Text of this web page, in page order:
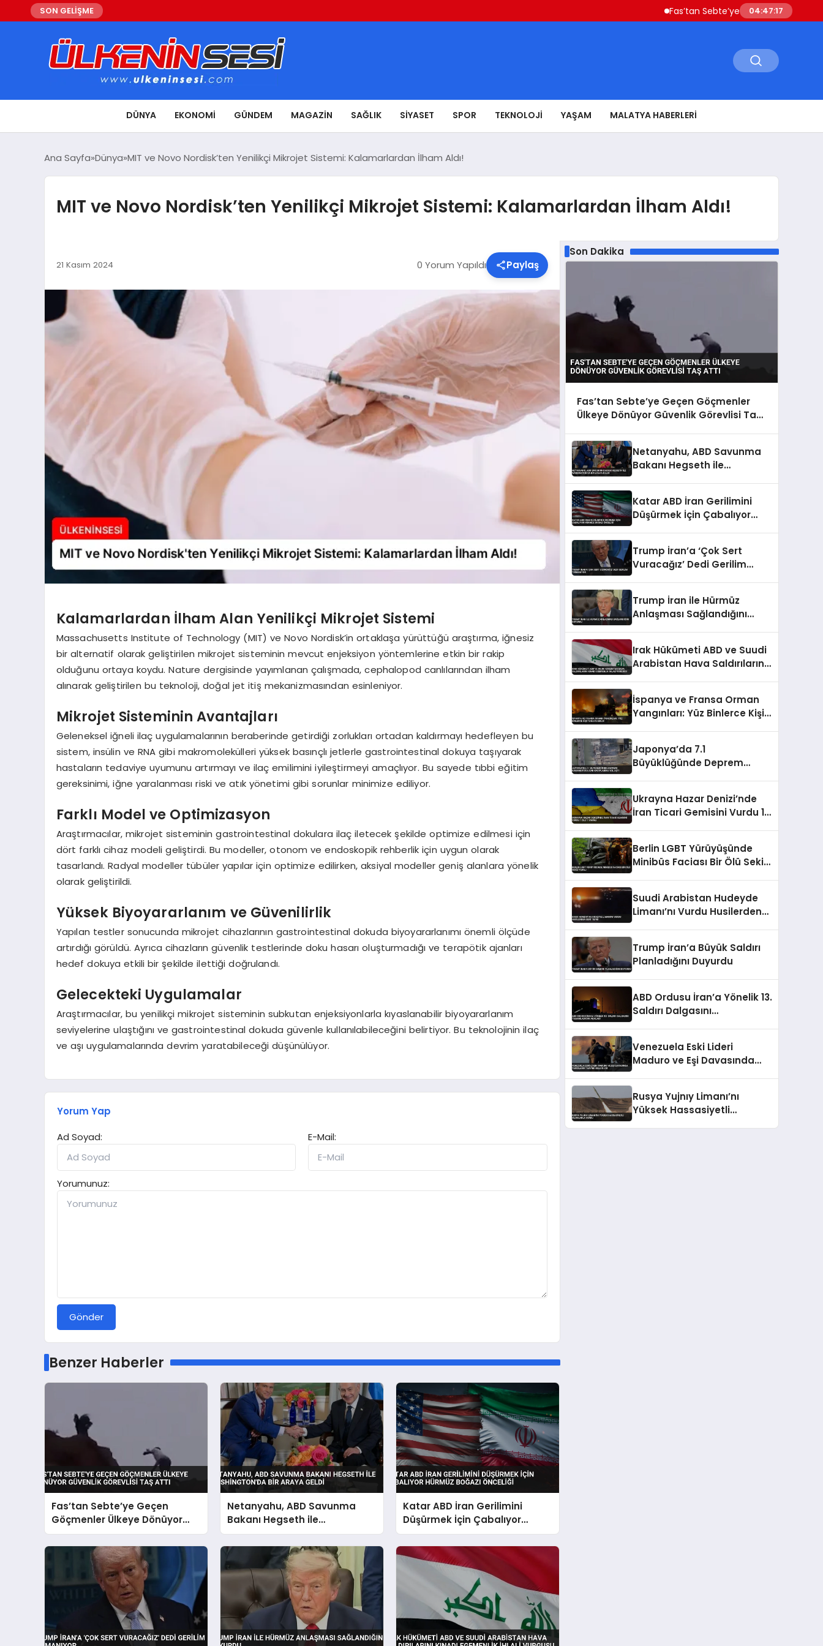
SON GELİŞME Fas’tan Sebte’ye Geçen Göçmenler
04:47:18
DÜNYA EKONOMI GÜNDEM MAGAZIN SAĞLIK SIYASET SPOR TEKNOLOJI YAŞAM MALATYA HABERLERI
Ana Sayfa Dünya MIT ve Novo Nordisk’ten Yenilikçi Mikrojet Sistemi: Kalamarlardan İlham Aldı!
MIT ve Novo Nordisk’ten Yenilikçi Mikrojet Sistemi: Kalamarlardan İlham Aldı!
21 Kasım 2024 0 Yorum Yapıldı Paylaş
Kalamarlardan İlham Alan Yenilikçi Mikrojet Sistemi
Massachusetts Institute of Technology (MIT) ve Novo Nordisk’in ortaklaşa yürüttüğü araştırma, iğnesiz
bir alternatif olarak geliştirilen mikrojet sisteminin mevcut enjeksiyon yöntemlerine etkin bir rakip
olduğunu ortaya koydu. Nature dergisinde yayımlanan çalışmada, cephalopod canlılarından ilham
alınarak geliştirilen bu teknoloji, doğal jet itiş mekanizmasından esinleniyor.
Mikrojet Sisteminin Avantajları
Geleneksel iğneli ilaç uygulamalarının beraberinde getirdiği zorlukları ortadan kaldırmayı hedefleyen bu
sistem, insülin ve RNA gibi makromolekülleri yüksek basınçlı jetlerle gastrointestinal dokuya taşıyarak
hastaların tedaviye uyumunu artırmayı ve ilaç emilimini iyileştirmeyi amaçlıyor. Bu sayede tıbbi eğitim
gereksinimi, iğne yaralanması riski ve atık yönetimi gibi sorunlar minimize ediliyor.
Farklı Model ve Optimizasyon
Araştırmacılar, mikrojet sisteminin gastrointestinal dokulara ilaç iletecek şekilde optimize edilmesi için
dört farklı cihaz modeli geliştirdi. Bu modeller, otonom ve endoskopik rehberlik için uygun olarak
tasarlandı. Radyal modeller tübüler yapılar için optimize edilirken, aksiyal modeller geniş alanlara yönelik
olarak geliştirildi.
Yüksek Biyoyararlanım ve Güvenilirlik
Yapılan testler sonucunda mikrojet cihazlarının gastrointestinal dokuda biyoyararlanımı önemli ölçüde
artırdığı görüldü. Ayrıca cihazların güvenlik testlerinde doku hasarı oluşturmadığı ve terapötik ajanları
hedef dokuya etkili bir şekilde ilettiği doğrulandı.
Gelecekteki Uygulamalar
Araştırmacılar, bu yenilikçi mikrojet sisteminin subkutan enjeksiyonlarla kıyaslanabilir biyoyararlanım
seviyelerine ulaştığını ve gastrointestinal dokuda güvenle kullanılabileceğini belirtiyor. Bu teknolojinin ilaç
ve aşı uygulamalarında devrim yaratabileceği düşünülüyor.
Yorum Yap
Ad Soyad:
E-Mail:
Yorumunuz:
Gönder
Benzer Haberler
Fas’tan Sebte’ye Geçen
Göçmenler Ülkeye Dönüyor
Güvenlik Görevlisi Taş Attı
Netanyahu, ABD Savunma
Bakanı Hegseth ile
Washington’da Bir Araya
Geldi
Katar ABD İran Gerilimini
Düşürmek İçin Çabalıyor
Hürmüz Boğazı Önceliği
Son Dakika
Fas’tan Sebte’ye Geçen Göçmenler
Ülkeye Dönüyor Güvenlik Görevlisi Taş
Netanyahu, ABD Savunma
Bakanı Hegseth ile
Katar ABD İran Gerilimini
Düşürmek İçin Çabalıyor
Trump İran’a ‘Çok Sert
Vuracağız’ Dedi Gerilim
Trump İran ile Hürmüz
Anlaşması Sağlandığını
Irak Hükümeti ABD ve Suudi
Arabistan Hava Saldırılarını
İspanya ve Fransa Orman
Yangınları: Yüz Binlerce Kişi
Japonya’da 7.1
Büyüklüğünde Deprem
Ukrayna Hazar Denizi’nde
İran Ticari Gemisini Vurdu 1
Berlin LGBT Yürüyüşünde
Minibüs Faciası Bir Ölü Sekiz
Suudi Arabistan Hudeyde
Limanı’nı Vurdu Husilerden
Trump İran’a Büyük Saldırı
Planladığını Duyurdu
ABD Ordusu İran’a Yönelik 13.
Saldırı Dalgasını
Venezuela Eski Lideri
Maduro ve Eşi Davasında
Rusya Yujnıy Limanı’nı
Yüksek Hassasiyetli